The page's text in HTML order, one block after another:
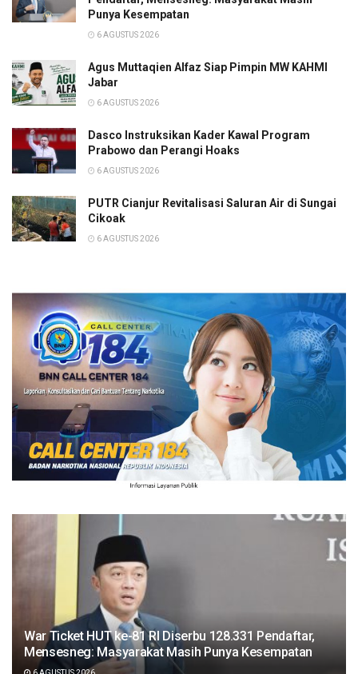
Punya Kesempatan
6 AGUSTUS 2026
Agus Muttaqien Alfaz Siap Pimpin MW KAHMI
Jabar
6 AGUSTUS 2026
Dasco Instruksikan Kader Kawal Program
Prabowo dan Perangi Hoaks
6 AGUSTUS 2026
PUTR Cianjur Revitalisasi Saluran Air di Sungai
Cikoak
6 AGUSTUS 2026
War Ticket HUT ke-81 RI Diserbu 128.331 Pendaftar,
Mensesneg: Masyarakat Masih Punya Kesempatan